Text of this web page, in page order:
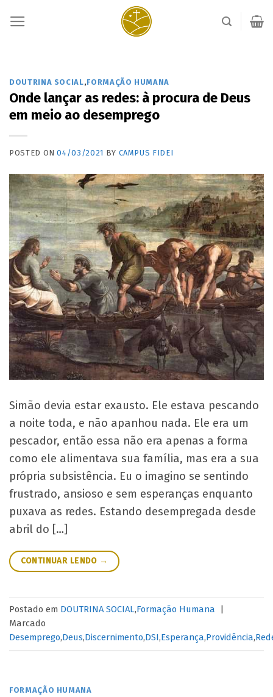
DOUTRINA SOCIAL,FORMAÇÃO HUMANA
Onde lançar as redes: à procura de Deus
em meio ao desemprego
POSTED ON04/03/2021 BY CAMPUS FIDEI
Simão devia estar exausto. Ele estava pescando
a noite toda, e não apanhou nada. Ele era um
pescador, então essa não era apenas a forma
como ele alimentava sua família, mas era a sua
própria subsistência. Eu o imagino se sentindo
frustrado, ansioso e sem esperanças enquanto
puxava as redes. Estando desempregada desde
abril do […]
CONTINUAR LENDO →
Postado em DOUTRINA SOCIAL,Formação Humana
|
Marcado
Desemprego,Deus,Discernimento,DSI,Esperança,Providência,
FORMAÇÃO HUMANA